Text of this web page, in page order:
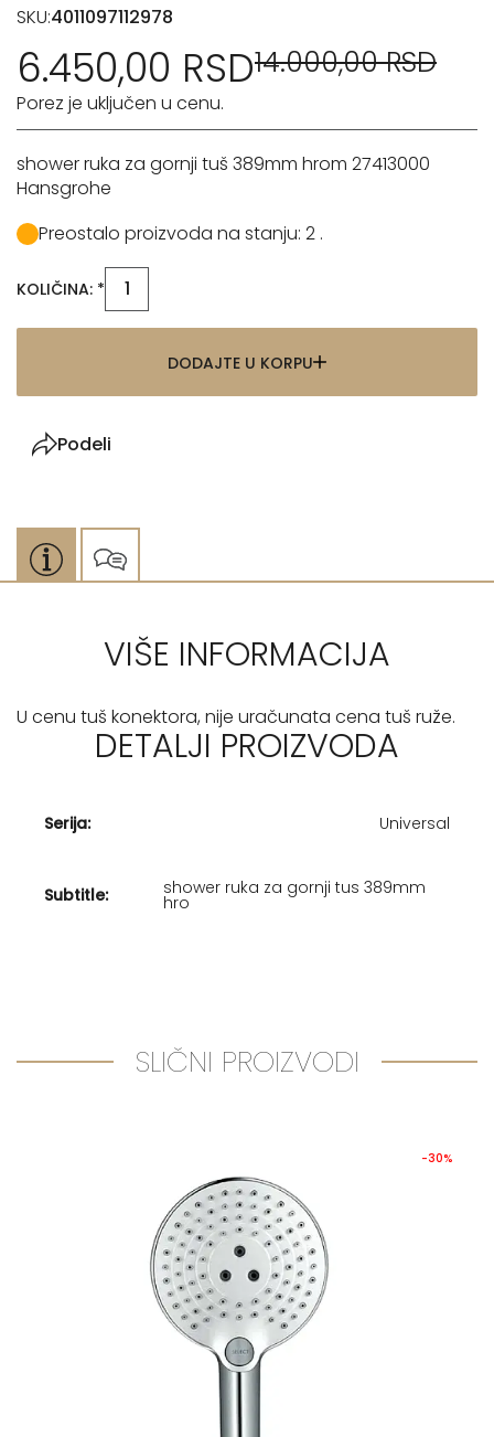
SKU:4011097112978
6.450,00 RSD14.000,00 RSD
Porez je uključen u cenu.
shower ruka za gornji tuš 389mm hrom 27413000
Hansgrohe
Preostalo proizvoda na stanju: 2 .
KOLIČINA: *
DODAJTE U KORPU
Podeli
VIŠE INFORMACIJA
U cenu tuš konektora, nije uračunata cena tuš ruže.
DETALJI PROIZVODA
Serija: Universal
Subtitle: shower ruka za gornji tus 389mm
hro
SLIČNI PROIZVODI
-30%